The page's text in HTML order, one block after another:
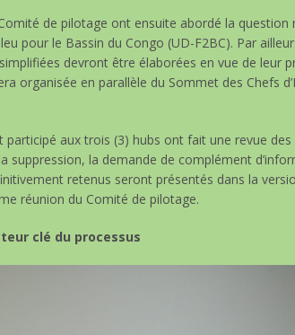
de pilotage ont ensuite abordé la question
pour le Bassin du Congo (UD-F2BC). Par
devront être élaborées en vue de leur
organisée en parallèle du Sommet des Chefs
participé aux trois (3) hubs ont fait une revue
suppression, la demande de complément
retenus seront présentés dans la
réunion du Comité de pilotage.
clé du processus